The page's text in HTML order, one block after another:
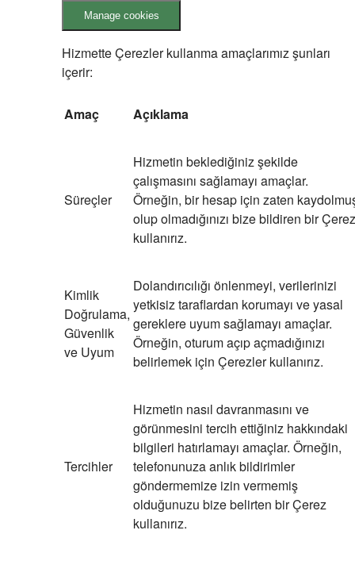
Manage cookies
Hizmette Çerezler kullanma amaçlarımız şunları
içerir:
Amaç Açıklama
Süreçler
Hizmetin beklediğiniz şekilde
çalışmasını sağlamayı amaçlar.
Örneğin, bir hesap için zaten
olup olmadığınızı bize bildiren bir Çerez
kullanırız.
Kimlik
Doğrulama,
Güvenlik
ve Uyum
Dolandırıcılığı önlenmeyi, verilerinizi
yetkisiz taraflardan korumayı ve yasal
gereklere uyum sağlamayı amaçlar.
Örneğin, oturum açıp açmadığınızı
belirlemek için Çerezler kullanırız.
Tercihler
Hizmetin nasıl davranmasını ve
görünmesini tercih ettiğiniz hakkındaki
bilgileri hatırlamayı amaçlar. Örneğin,
telefonunuza anlık bildirimler
göndermemize izin vermemiş
olduğunuzu bize belirten bir Çerez
kullanırız.